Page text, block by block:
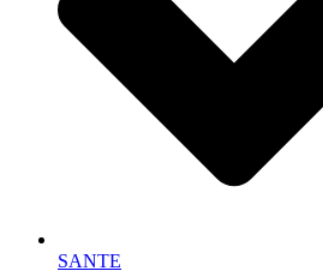
SANTE